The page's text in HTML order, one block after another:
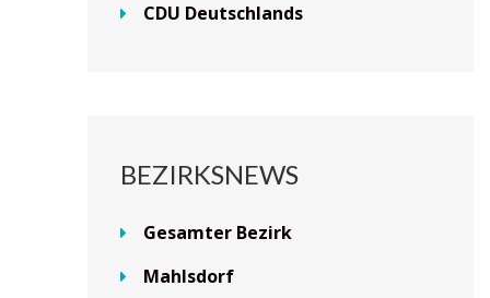
CDU Deutschlands
BEZIRKSNEWS
Gesamter Bezirk
Mahlsdorf